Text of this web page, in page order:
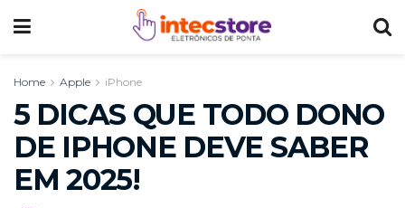
Home Apple iPhone
5 DICAS QUE TODO DONO
DE IPHONE DEVE SABER
EM 2025!